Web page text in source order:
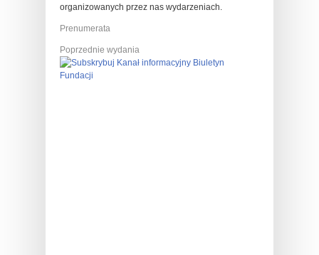
organizowanych przez nas wydarzeniach.
Prenumerata
Poprzednie wydania